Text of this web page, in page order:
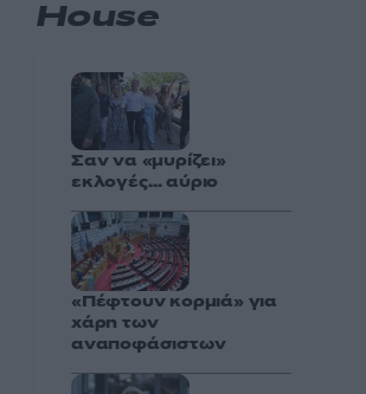
House
Σαν να «μυρίζει»
εκλογές… αύριο
«Πέφτουν κορμιά» για
χάρη των
αναποφάσιστων